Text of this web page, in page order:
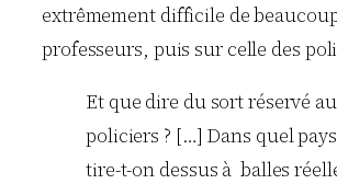
extrêmement difficile de
professeurs, puis sur celle des
Et que dire du sort réservé
policiers ? […] Dans quel
tire-t-on dessus à balles